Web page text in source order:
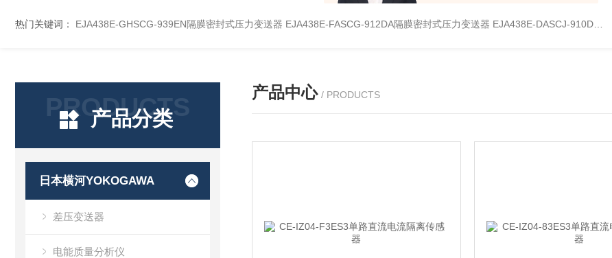
热门关键词： EJA438E-GHSCG-939EN隔膜密封式压力变送器 EJA438E-FASCG-912DA隔膜密封式压力变送器 EJA438E-DASCJ-910DA隔膜密封式压力变送器
PRODUCTS
产品分类
日本横河YOKOGAWA
差压变送器
电能质量分析仪
产品中心 / PRODUCTS